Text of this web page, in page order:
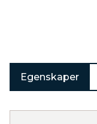
Egenskaper